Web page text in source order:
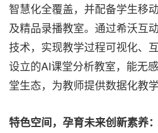
智慧化全覆盖，并配备学生移
及精品录播教室。通过希沃互
技术，实现教学过程可视化、
设立的AI课堂分析教室，能无
堂生态，为教师提供数据化教
特色空间，孕育未来创新素养：